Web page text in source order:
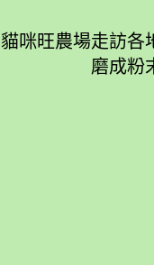
貓咪旺農場走訪各
磨成粉